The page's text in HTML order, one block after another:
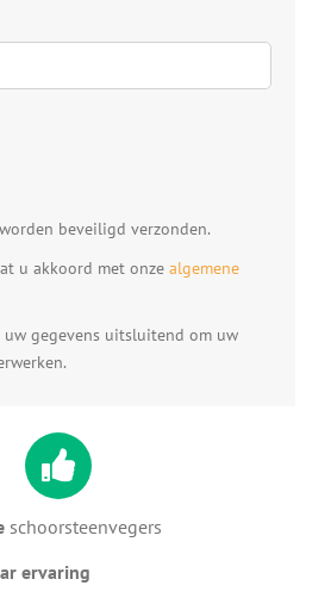
beveiligd verzonden.
u akkoord met onze algemene
gegevens uitsluitend om uw
schoorsteenvegers
ervaring